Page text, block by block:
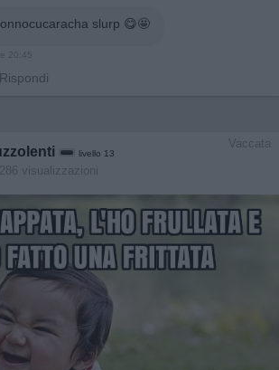
slurp 😋🤩
20:45
Rispondi
Vaccata
livello 13
visualizzazioni